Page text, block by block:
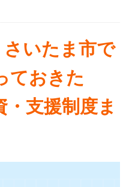
さいたま市で
ておきた
支援制度ま